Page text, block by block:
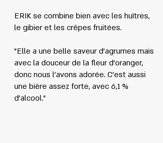
ERIK se combine bien avec les huîtres,
le gibier et les crêpes fruitées.
"Elle a une belle saveur d'agrumes mais
avec la douceur de la fleur d'oranger,
donc nous l'avons adorée. C'est aussi
une bière assez forte, avec 6,1 %
d'alcool."